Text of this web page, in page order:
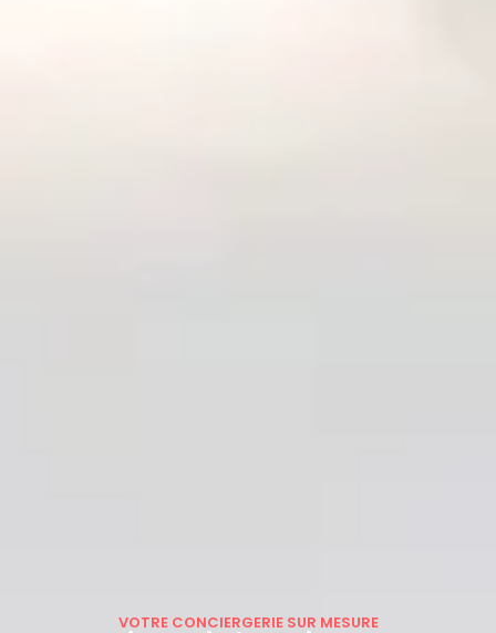
VOTRE CONCIERGERIE SUR MESURE